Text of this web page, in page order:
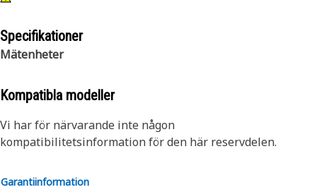
Specifikationer
Mätenheter
Kompatibla modeller
Vi har för närvarande inte någon
kompatibilitetsinformation för den här reservdelen.
Garantiinformation